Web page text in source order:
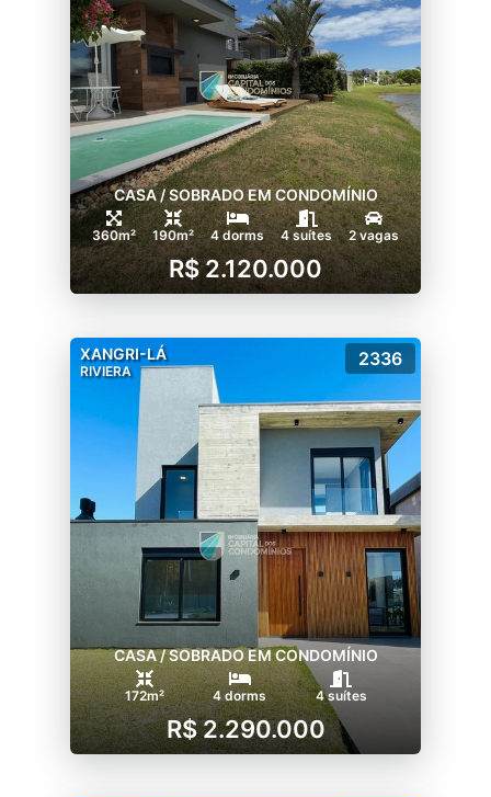
CASA / SOBRADO EM CONDOMÍNIO
360m² 190m² 4 dorms 4 suítes 2 vagas
R$ 2.120.000
XANGRI-LÁ
RIVIERA
2336
CASA / SOBRADO EM CONDOMÍNIO
172m² 4 dorms 4 suítes
R$ 2.290.000